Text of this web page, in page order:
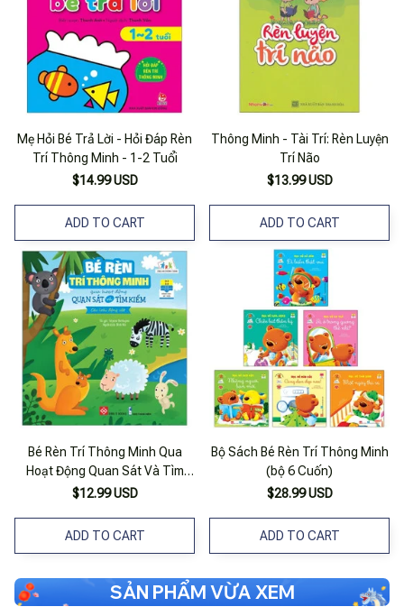
Mẹ Hỏi Bé Trả Lời - Hỏi Đáp Rèn
Trí Thông Minh - 1-2 Tuổi
$14.99 USD
ADD TO CART
Thông Minh - Tài Trí: Rèn Luyện
Trí Não
$13.99 USD
ADD TO CART
Bé Rèn Trí Thông Minh Qua
Hoạt Động Quan Sát Và Tìm
Kiếm - Các Loài Động Vật
$12.99 USD
ADD TO CART
Bộ Sách Bé Rèn Trí Thông Minh
(bộ 6 Cuốn)
$28.99 USD
ADD TO CART
SẢN PHẨM VỪA XEM